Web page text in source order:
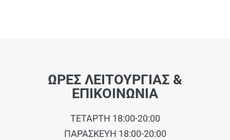
ΩΡΕΣ ΛΕΙΤΟΥΡΓΙΑΣ &
ΕΠΙΚΟΙΝΩΝΙΑ
ΤΕΤΑΡΤΗ 18:00-20:00
ΠΑΡΑΣΚΕΥΗ 18:00-20:00